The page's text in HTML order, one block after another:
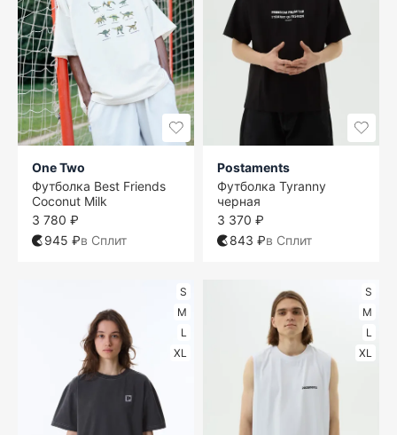
One Two
Футболка Best Friends
Coconut Milk
3 780 ₽
945 ₽в Сплит
Postaments
Футболка Tyranny
черная
3 370 ₽
843 ₽в Сплит
S
M
L
XL
S
M
L
XL